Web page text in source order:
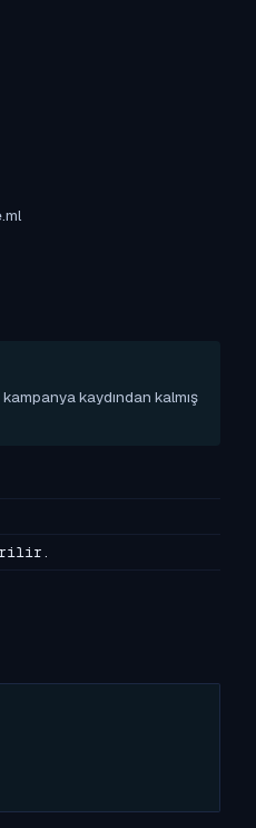
kaydından kalmış